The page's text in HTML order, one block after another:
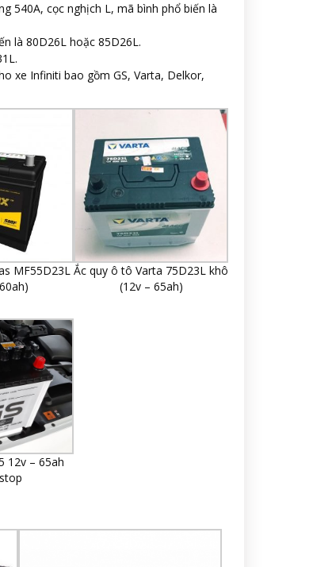
540A, cọc nghịch L, mã bình phổ biến là
là 80D26L hoặc 85D26L.
xe Infiniti bao gồm GS, Varta, Delkor,
MF55D23L Ắc quy ô tô Varta 75D23L khô
(12v – 65ah)
12v – 65ah